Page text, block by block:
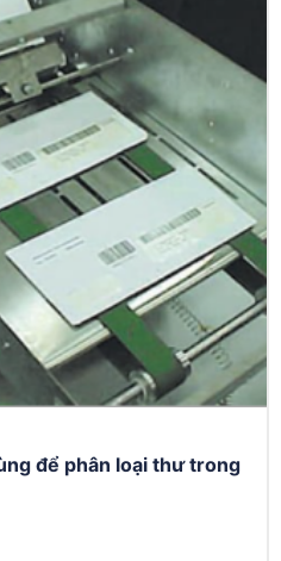
để phân loại thư trong